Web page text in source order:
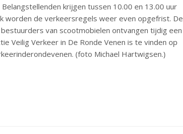
krijgen tussen 10.00 en 13.00 uur
worden de verkeersregels weer even opgefrist. De
van scootmobielen ontvangen tijdig een
Veilig Verkeer in De Ronde Venen is te vinden op
(foto Michael Hartwigsen.)